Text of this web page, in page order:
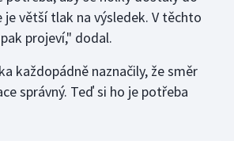
je větší tlak na výsledek. V těchto
projeví," dodal.
každopádně naznačily, že směr
správný. Teď si ho je potřeba